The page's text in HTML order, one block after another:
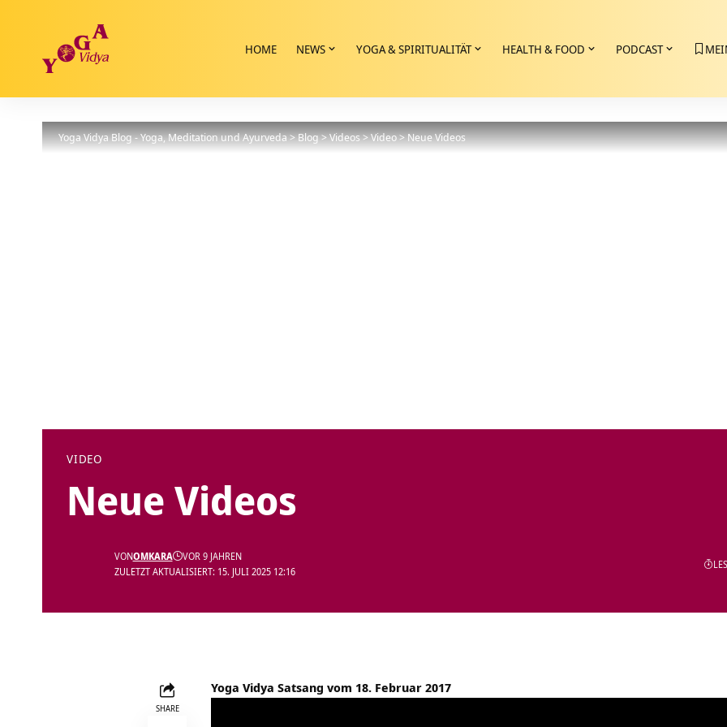
HOME NEWS YOGA & SPIRITUALITÄT HEALTH & FOOD PODCAST
Yoga Vidya Blog - Yoga, Meditation und Ayurveda>Blog>Videos>Video>Neue Videos
VIDEO
Neue Videos
ZULETZT AKTUALISIERT: 15. JULI 2025 12:16
VONOMKARA VOR 9 JAHREN
SHARE
Yoga Vidya Satsang vom 18. Februar 2017